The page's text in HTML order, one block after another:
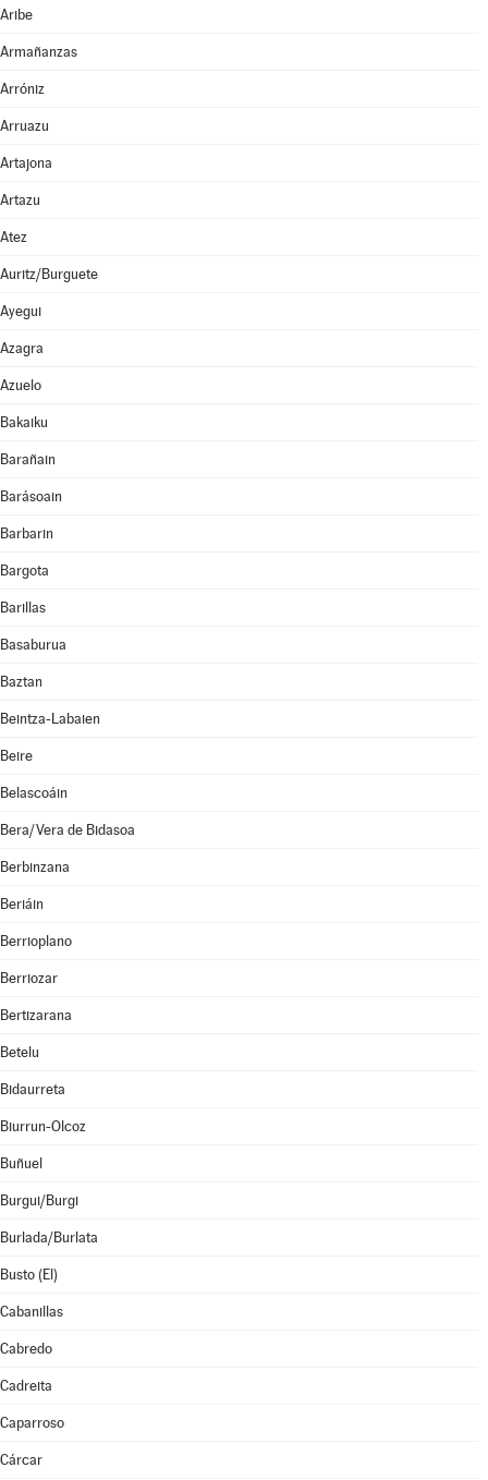
Aribe
Armañanzas
Arróniz
Arruazu
Artajona
Artazu
Atez
Auritz/Burguete
Ayegui
Azagra
Azuelo
Bakaiku
Barañain
Barásoain
Barbarin
Bargota
Barillas
Basaburua
Baztan
Beintza-Labaien
Beire
Belascoáin
Bera/Vera de Bidasoa
Berbinzana
Beriáin
Berrioplano
Berriozar
Bertizarana
Betelu
Bidaurreta
Biurrun-Olcoz
Buñuel
Burgui/Burgi
Burlada/Burlata
Busto (El)
Cabanillas
Cabredo
Cadreita
Caparroso
Cárcar